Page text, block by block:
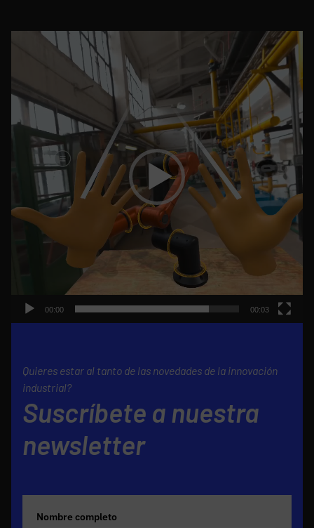
Reproductor
00:00 00:03
Quieres estar al tanto de las novedades de la innovación
industrial?
Suscríbete a nuestra
newsletter
Nombre completo